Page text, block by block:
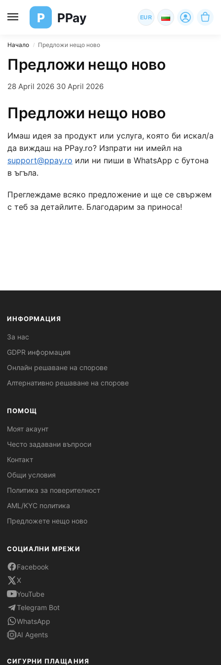
P PPay EUR
Начало / Предложи нещо ново
Предложи нещо ново
28 April 2026 30 April 2026
Предложи нещо ново
Имаш идея за продукт или услуга, която би искал/а
да виждаш на PPay.ro? Изпрати ни имейл на
support@ppay.ro или ни пиши в WhatsApp с бутона
в ъгъла.
Преглеждаме всяко предложение и ще се свържем
с теб за детайлите. Благодарим за приноса!
ИНФОРМАЦИЯ
За нас
GDPR информация
Онлайн решаване на спорове
Алтернативно решаване на спорове
ПОМОЩ
Моят акаунт
Често задавани въпроси
Контакт
Общи условия
Политика за поверителност
AML/KYC политика
Предложете нещо ново
СОЦИАЛНИ МРЕЖИ
Facebook
X
YouTube
Telegram Bot
WhatsApp
AI Agents
СИГУРНИ ПЛАЩАНИЯ